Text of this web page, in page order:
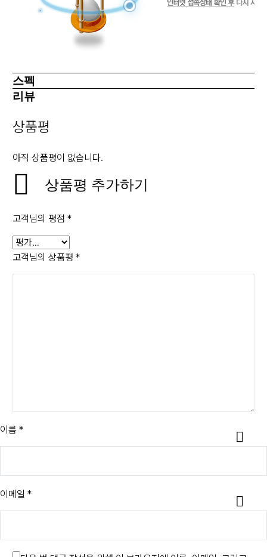
스펙
리뷰
상품평
아직 상품평이 없습니다.
상품평 추가하기
고객님의 평점 *
고객님의 상품평 *
이름 *
이메일 *